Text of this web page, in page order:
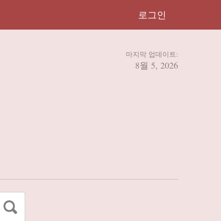
로그인
마지막 업데이트:
8월 5, 2026